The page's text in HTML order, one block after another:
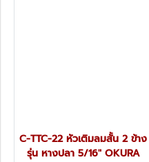
C-TTC-22 หัวเติมลมสั้น 2 ข้าง
รุ่น หางปลา 5/16" OKURA